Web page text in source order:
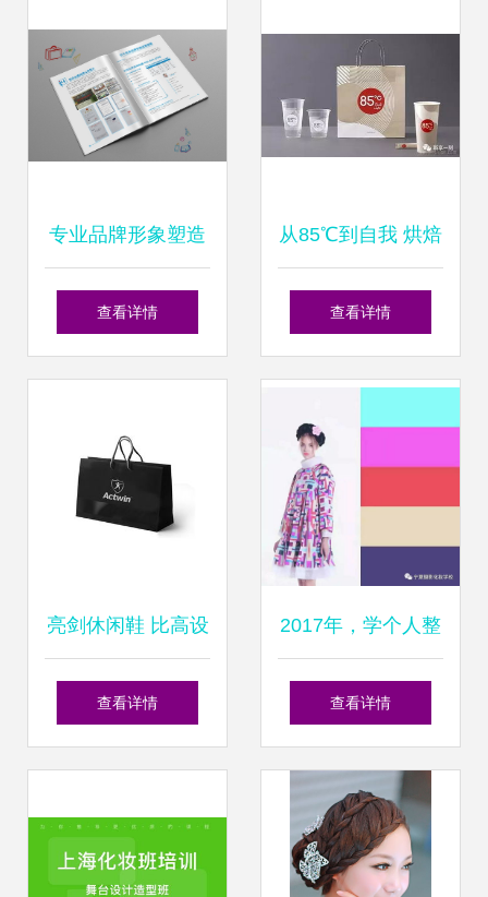
设计指南 与个人化形象设计
专业品牌形象塑造
从产品画册设计到
查看详情
从85℃到自我 烘焙
店品牌升级与个人
合
查看详情
亮剑休闲鞋 比高设
计如何以创意之
新风尚
查看详情
2017年，学个人整
体形象设计，遇见
查看详情